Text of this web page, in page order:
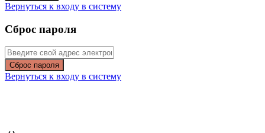
Вернуться к входу в систему
Сброс пароля
Сброс пароля
Вернуться к входу в систему